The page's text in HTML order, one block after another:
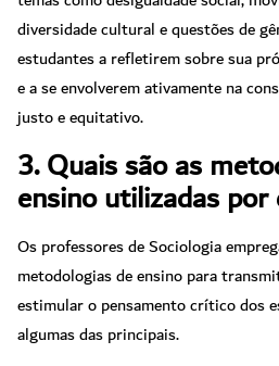
diversidade cultural e questões de
estudantes a refletirem sobre sua
e a se envolverem ativamente na
justo e equitativo.
3. Quais são as
ensino utilizadas por
Os professores de Sociologia
metodologias de ensino para
estimular o pensamento crítico dos
algumas das principais.